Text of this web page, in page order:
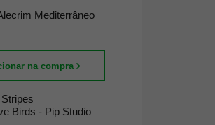
Mediterrâneo
na compra
Birds - Pip Studio